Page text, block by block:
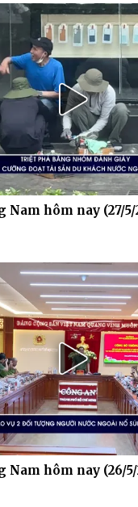
Nam hôm nay (27/5/
Nam hôm nay (26/5/